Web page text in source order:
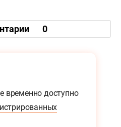
0
временно доступно